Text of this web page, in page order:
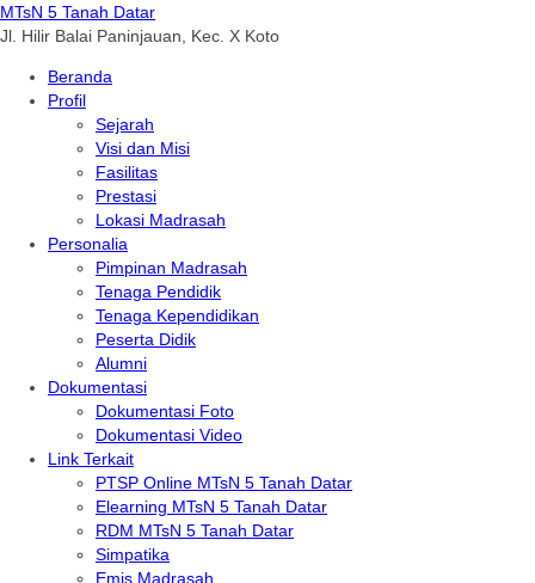
MTsN 5 Tanah Datar
Jl. Hilir Balai Paninjauan, Kec. X Koto
Beranda
Profil
Sejarah
Visi dan Misi
Fasilitas
Prestasi
Lokasi Madrasah
Personalia
Pimpinan Madrasah
Tenaga Pendidik
Tenaga Kependidikan
Peserta Didik
Alumni
Dokumentasi
Dokumentasi Foto
Dokumentasi Video
Link Terkait
PTSP Online MTsN 5 Tanah Datar
Elearning MTsN 5 Tanah Datar
RDM MTsN 5 Tanah Datar
Simpatika
Emis Madrasah